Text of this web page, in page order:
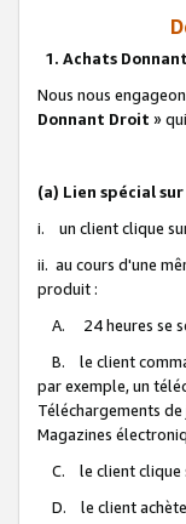
1. Achats
Nous nous
Donnant Droit »
(a) Lien spécial
i. un client clique
ii. au cours d'une
produit :
A. 24 heures se
B. le client
par exemple, un
Téléchargements de
Magazines
C. le client clique
D. le client achète